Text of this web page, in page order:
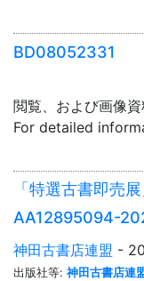
BD08052331
閲覧、および画像
For detailed
「特選古書即売
AA12895094-
神田古書店連盟 -
出版社等: 神田古書店連